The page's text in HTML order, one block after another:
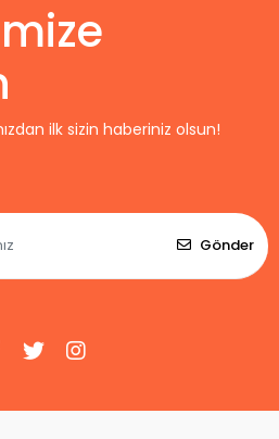
ilk sizin haberiniz olsun!
Gönder